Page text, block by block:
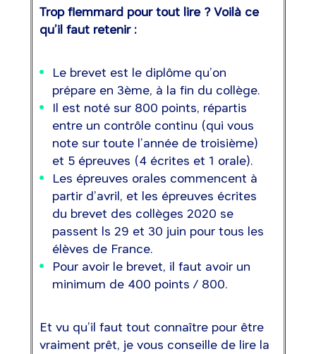
Trop flemmard pour tout lire ? Voilà ce
qu’il faut retenir :
Le brevet est le diplôme qu’on
prépare en 3ème, à la fin du collège.
Il est noté sur 800 points, répartis
entre un contrôle continu (qui vous
note sur toute l’année de troisième)
et 5 épreuves (4 écrites et 1 orale).
Les épreuves orales commencent à
partir d’avril, et les épreuves écrites
du brevet des collèges 2020 se
passent ls 29 et 30 juin pour tous les
élèves de France.
Pour avoir le brevet, il faut avoir un
minimum de 400 points / 800.
Et vu qu’il faut tout connaître pour être
vraiment prêt, je vous conseille de lire la